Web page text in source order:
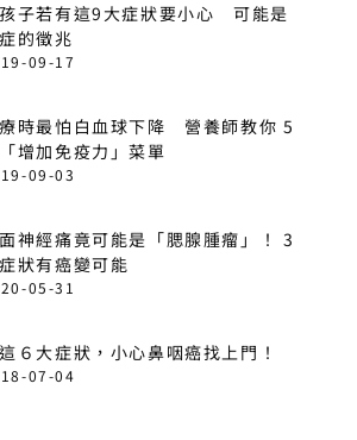
子若有這9大症狀要小心 可能是
的徵兆
09-17
時最怕白血球下降 營養師教你 5
增加免疫力」菜單
09-03
神經痛竟可能是「腮腺腫瘤」！ 3
狀有癌變可能
05-31
６大症狀，小心鼻咽癌找上門！
07-04